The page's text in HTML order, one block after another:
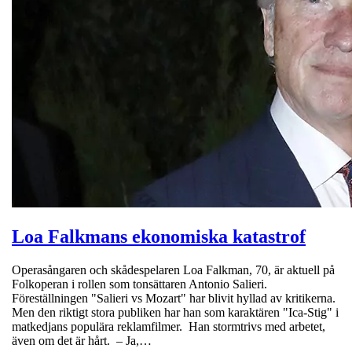
Loa Falkmans ekonomiska katastrof
Operasångaren och skådespelaren Loa Falkman, 70, är aktuell på
Folkoperan i rollen som tonsättaren Antonio Salieri.
Föreställningen "Salieri vs Mozart" har blivit hyllad av kritikerna.
Men den riktigt stora publiken har han som karaktären "Ica-Stig" i
matkedjans populära reklamfilmer. Han stormtrivs med arbetet,
även om det är hårt. – Ja,…